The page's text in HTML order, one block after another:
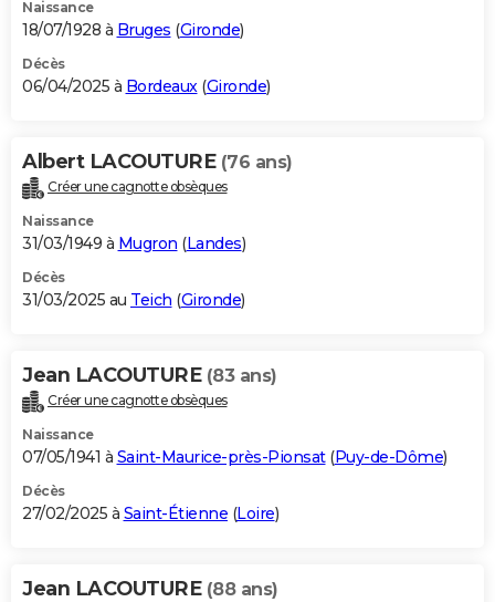
Naissance
18/07/1928 à Bruges (Gironde)
Décès
06/04/2025 à Bordeaux(Gironde)
Albert LACOUTURE (76 ans)
Créer une cagnotte obsèques
Naissance
31/03/1949 à Mugron (Landes)
Décès
31/03/2025 au Teich (Gironde)
Jean LACOUTURE (83 ans)
Créer une cagnotte obsèques
Naissance
07/05/1941 à Saint-Maurice-près-Pionsat(Puy-de-Dôme)
Décès
27/02/2025 à Saint-Étienne (Loire)
Jean LACOUTURE (88 ans)